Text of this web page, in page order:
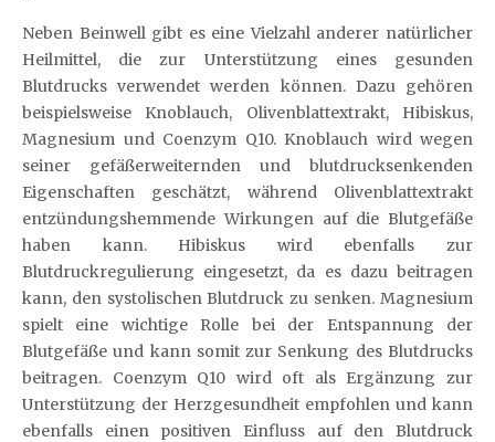
Neben Beinwell gibt es eine Vielzahl anderer natürlicher
Heilmittel, die zur Unterstützung eines gesunden
Blutdrucks verwendet werden können. Dazu gehören
beispielsweise Knoblauch, Olivenblattextrakt, Hibiskus,
Magnesium und Coenzym Q10. Knoblauch wird wegen
seiner gefäßerweiternden und blutdrucksenkenden
Eigenschaften geschätzt, während Olivenblattextrakt
entzündungshemmende Wirkungen auf die Blutgefäße
haben kann. Hibiskus wird ebenfalls zur
Blutdruckregulierung eingesetzt, da es dazu beitragen
kann, den systolischen Blutdruck zu senken. Magnesium
spielt eine wichtige Rolle bei der Entspannung der
Blutgefäße und kann somit zur Senkung des Blutdrucks
beitragen. Coenzym Q10 wird oft als Ergänzung zur
Unterstützung der Herzgesundheit empfohlen und kann
ebenfalls einen positiven Einfluss auf den Blutdruck